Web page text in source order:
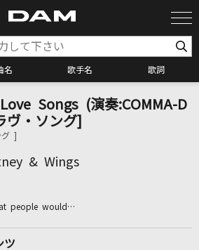
名 歌手名 歌詞
カラオケ検索
ラオケ店舗検索
ラオケリクエスト
Songs (演奏:COMMA-D
ヴ・ソング]
]
& Wings
people would…
ツ